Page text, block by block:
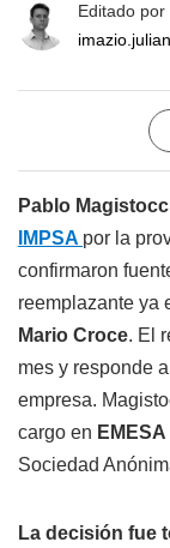
Editado por
Pablo
IMPSA por la
confirmaron
reemplazante ya
Mario Croce. El
mes y responde a
empresa.
cargo en EMESA
Sociedad
La decisión fue